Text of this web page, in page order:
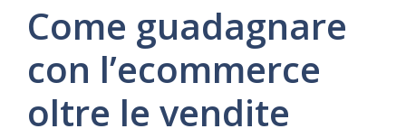
Come guadagnare
con l’ecommerce
oltre le vendite